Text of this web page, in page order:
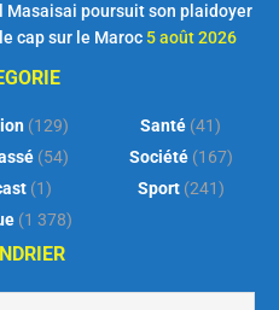
Masaisai poursuit son plaidoyer
cap sur le Maroc 5 août 2026
(129)
(54)
(1)
(1 378)
Santé (41)
Société(167)
Sport(241)